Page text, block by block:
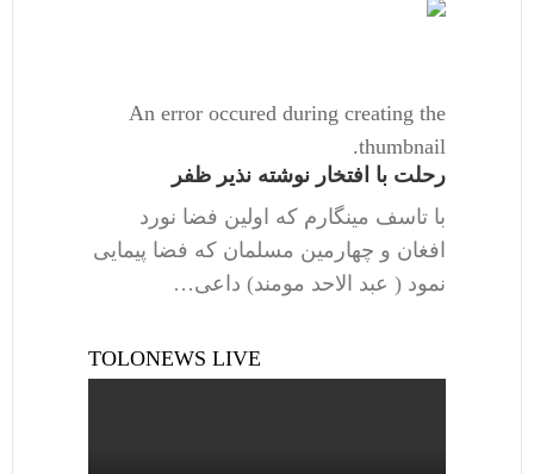
An error occured during creating the
thumbnail.
رحلت با افتخار نوشته نذیر ظفر
با تاسف مینگارم که اولین فضا نورد
افغان و چهارمین مسلمان که فضا پیمایی
نمود ( عبد الاحد مومند) داعی…
TOLONEWS LIVE